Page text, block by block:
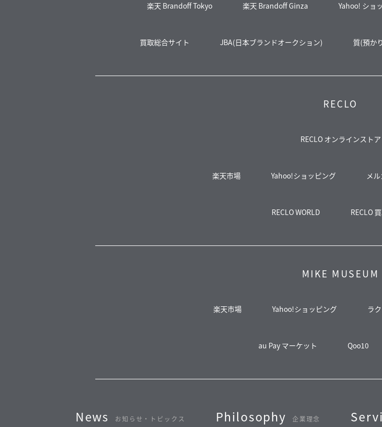
楽天 Brandoff Tokyo 楽天 Brandoff Ginza Yahoo! ショ
買取総合サイト JBA(日本ブランドオークション) 質(預か
RECLO
RECLO オンラインストア
楽天市場 Yahoo!ショッピング メ
RECLO WORLD RECLO
MIKE MUSEUM
楽天市場 Yahoo!ショッピング ラ
au Pay マーケット Qoo10
News お知らせ・トピックス Philosophy 企業理念